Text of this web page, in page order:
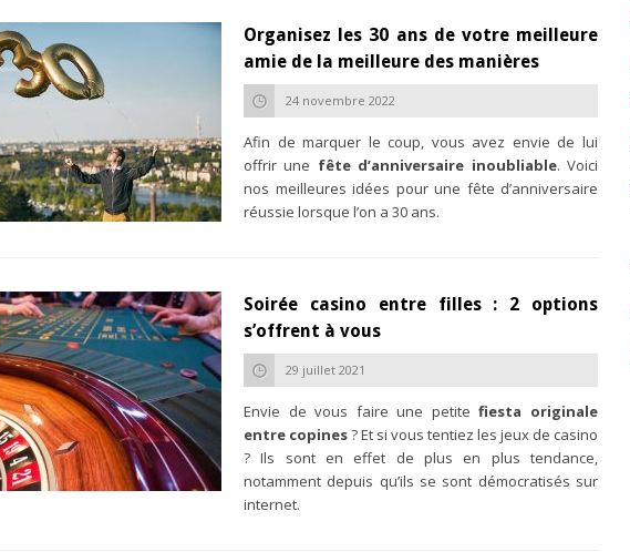
Organisez les 30 ans de votre meilleure
amie de la meilleure des manières
24 novembre 2022
Afin de marquer le coup, vous avez envie de lui
offrir une fête d’anniversaire inoubliable. Voici
nos meilleures idées pour une fête d’anniversaire
réussie lorsque l’on a 30 ans.
Soirée casino entre filles : 2 options
s’offrent à vous
29 juillet 2021
Envie de vous faire une petitefiesta originale
entre copines? Et si vous tentiez les jeux de casino
? Ils sont en effet de plus en plus tendance,
notamment depuis qu’ils se sont démocratisés sur
internet.